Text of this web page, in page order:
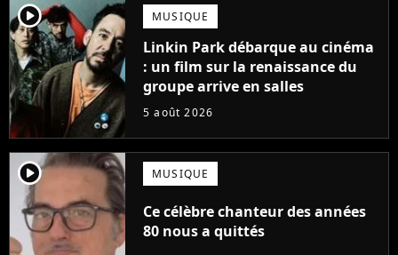
player2 MUSIQUE
Linkin Park débarque au cinéma
: un film sur la renaissance du
groupe arrive en salles
5 août 2026
player2 MUSIQUE
Ce célèbre chanteur des années
80 nous a quittés